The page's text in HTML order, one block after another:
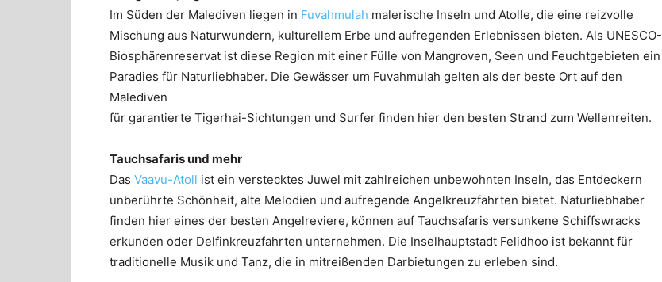
Im Süden der Malediven liegen in Fuvahmulah malerische Inseln und Atolle, die eine reizvolle
Mischung aus Naturwundern, kulturellem Erbe und aufregenden Erlebnissen bieten. Als UNESCO-
Biosphärenreservat ist diese Region mit einer Fülle von Mangroven, Seen und Feuchtgebieten ein
Paradies für Naturliebhaber. Die Gewässer um Fuvahmulah gelten als der beste Ort auf den
Malediven
für garantierte Tigerhai-Sichtungen und Surfer finden hier den besten Strand zum Wellenreiten.
Tauchsafaris und mehr
Das Vaavu-Atoll ist ein verstecktes Juwel mit zahlreichen unbewohnten Inseln, das Entdeckern
unberührte Schönheit, alte Melodien und aufregende Angelkreuzfahrten bietet. Naturliebhaber
finden hier eines der besten Angelreviere, können auf Tauchsafaris versunkene Schiffswracks
erkunden oder Delfinkreuzfahrten unternehmen. Die Inselhauptstadt Felidhoo ist bekannt für
traditionelle Musik und Tanz, die in mitreißenden Darbietungen zu erleben sind.